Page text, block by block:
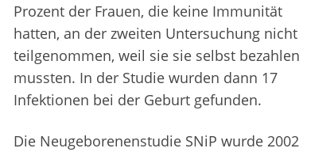
Prozent der Frauen, die keine Immunität
hatten, an der zweiten Untersuchung nicht
teilgenommen, weil sie sie selbst bezahlen
mussten. In der Studie wurden dann 17
Infektionen bei der Geburt gefunden.
Die Neugeborenenstudie SNiP wurde 2002